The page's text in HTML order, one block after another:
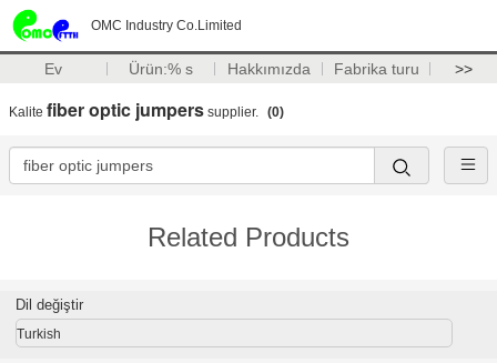
OMC Industry Co.Limited
Ev Ürün:% s Hakkımızda Fabrika turu >>
Kalite fiber optic jumpers supplier. (0)
Related Products
Dil değiştir
Turkish